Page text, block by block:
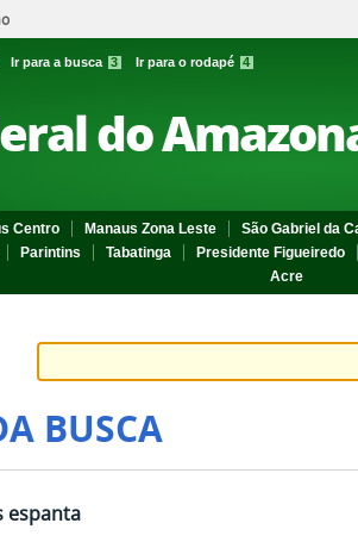
Ir para a busca 3 Ir para o rodapé 4
do
Centro Manaus Zona Leste São Gabriel da
Parintins Tabatinga Presidente Figueiredo
Acre
BUSCA
espanta